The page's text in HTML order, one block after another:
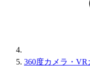
360度カメラ・VR